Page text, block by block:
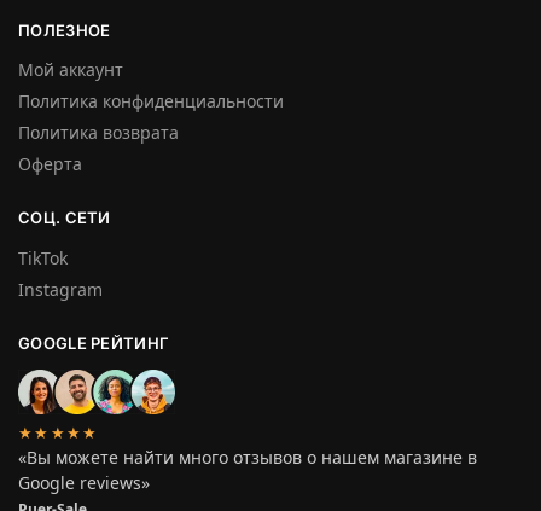
ПОЛЕЗНОЕ
Мой аккаунт
Политика конфиденциальности
Политика возврата
Оферта
СОЦ. СЕТИ
TikTok
Instagram
GOOGLE РЕЙТИНГ
★★★★★
«Вы можете найти много отзывов о нашем магазине в
Google reviews»